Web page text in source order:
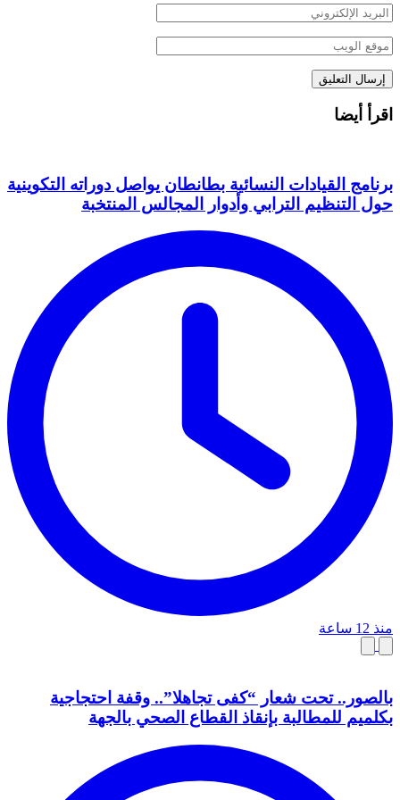
اقرأ أيضا
برنامج القيادات النسائية بطانطان يواصل دوراته التكوينية
حول التنظيم الترابي وأدوار المجالس المنتخبة
منذ 12 ساعة
بالصور.. تحت شعار “كفى تجاهلا”.. وقفة احتجاجية
بكلميم للمطالبة بإنقاذ القطاع الصحي بالجهة